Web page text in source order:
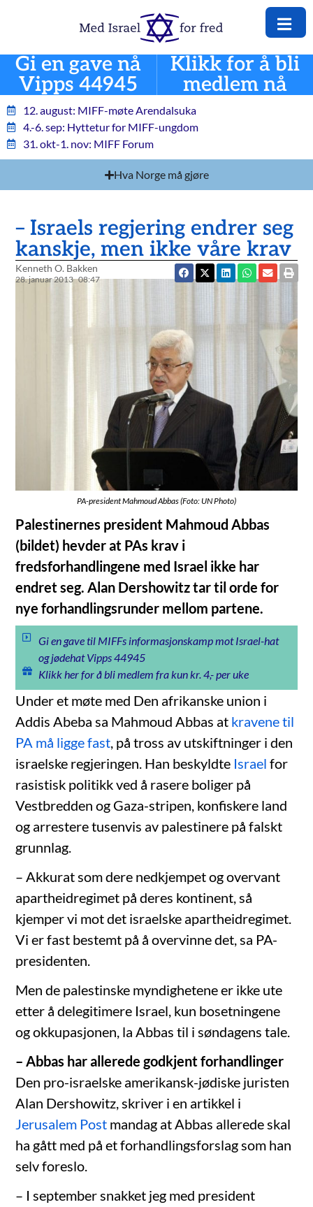
Gi en gave nå
Vipps 44945
Klikk for å bli
medlem nå
12. august: MIFF-møte Arendalsuka
4.-6. sep: Hyttetur for MIFF-ungdom
31. okt-1. nov: MIFF Forum
Hva Norge må gjøre
– Israels regjering endrer seg
kanskje, men ikke våre krav
Kenneth O. Bakken
28. januar 2013 08:47
PA-president Mahmoud Abbas (Foto: UN Photo)
Palestinernes president Mahmoud Abbas
(bildet) hevder at PAs krav i
fredsforhandlingene med Israel ikke har
endret seg. Alan Dershowitz tar til orde for
nye forhandlingsrunder mellom partene.
Gi en gave til MIFFs informasjonskamp mot Israel-hat
og jødehat Vipps 44945
Klikk her for å bli medlem fra kun kr. 4,- per uke
Under et møte med Den afrikanske union i
Addis Abeba sa Mahmoud Abbas at kravene til
PA må ligge fast, på tross av utskiftninger i den
israelske regjeringen. Han beskyldte Israel for
rasistisk politikk ved å rasere boliger på
Vestbredden og Gaza-stripen, konfiskere land
og arrestere tusenvis av palestinere på falskt
grunnlag.
– Akkurat som dere nedkjempet og overvant
apartheidregimet på deres kontinent, så
kjemper vi mot det israelske apartheidregimet.
Vi er fast bestemt på å overvinne det, sa PA-
presidenten.
Men de palestinske myndighetene er ikke ute
etter å delegitimere Israel, kun bosetningene
og okkupasjonen, la Abbas til i søndagens tale.
– Abbas har allerede godkjent forhandlinger
Den pro-israelske amerikansk-jødiske juristen
Alan Dershowitz, skriver i en artikkel i
Jerusalem Post mandag at Abbas allerede skal
ha gått med på et forhandlingsforslag som han
selv foreslo.
– I september snakket jeg med president